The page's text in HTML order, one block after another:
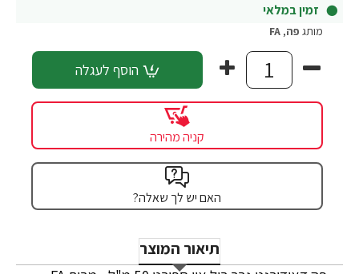
זמין במלאי
מותג פה,
FA
הוסף לעגלה
קניה מהירה
האם יש לך שאלה?
תיאור המוצר